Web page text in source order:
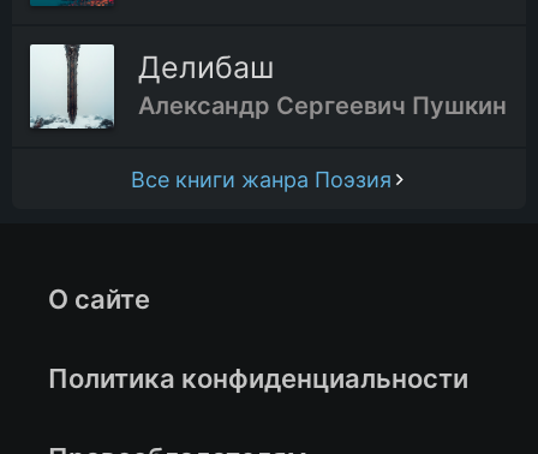
Делибаш
Александр Сергеевич Пушкин
Все книги жанра Поэзия
О сайте
Политика конфиденциальности